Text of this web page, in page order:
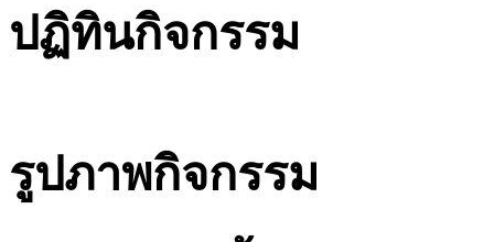
ปฏิทินกิจกรรม
รูปภาพกิจกรรม